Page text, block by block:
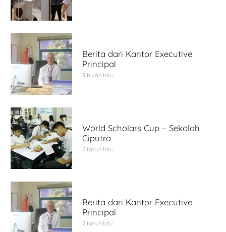
Berita dari Kantor Executive
Principal
3 bulan lalu
World Scholars Cup – Sekolah
Ciputra
2 tahun lalu
Berita dari Kantor Executive
Principal
2 tahun lalu